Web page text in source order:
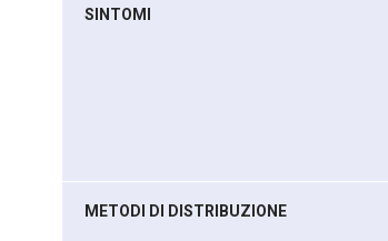
SINTOMI
METODI DI DISTRIBUZIONE